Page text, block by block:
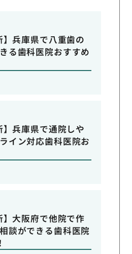
】兵庫県で八重歯の
る歯科医院おすすめ
】兵庫県で通院しや
イン対応歯科医院お
】大阪府で他院で作
談ができる歯科医院